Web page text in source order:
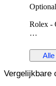
Rolex -
Case
Glass:
Alle
Vergelijkbare